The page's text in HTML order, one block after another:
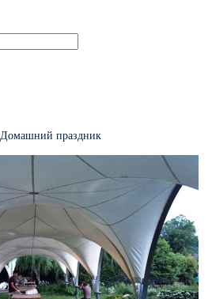
Домашний праздник